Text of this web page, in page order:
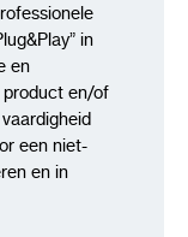
in
en
product en/of
een niet-
en in